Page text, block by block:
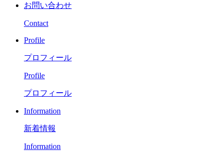
お問い合わせ
Contact
Profile
プロフィール
Profile
プロフィール
Information
新着情報
Information